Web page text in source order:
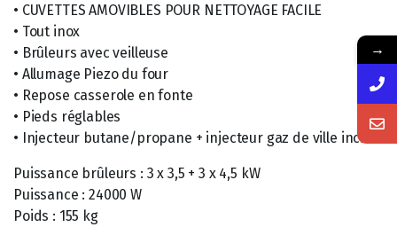
• CUVETTES AMOVIBLES POUR NETTOYAGE FACILE
• Tout inox
• Brûleurs avec veilleuse
• Allumage Piezo du four
• Repose casserole en fonte
• Pieds réglables
• Injecteur butane/propane + injecteur gaz de ville inclus
Puissance brûleurs : 3 x 3,5 + 3 x 4,5 kW
Puissance : 24000 W
Poids : 155 kg
→